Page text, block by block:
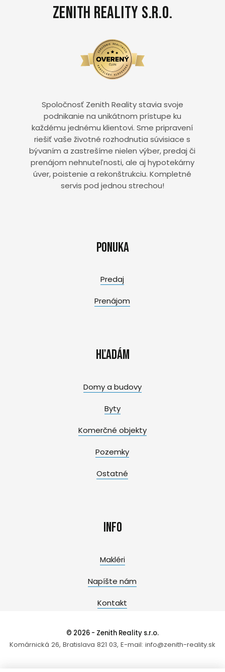
Zenith Reality s.r.o.
Spoločnosť Zenith Reality stavia svoje
podnikanie na unikátnom prístupe ku
každému jednému klientovi. Sme pripravení
riešiť vaše životné rozhodnutia súvisiace s
bývaním a zastrešíme nielen výber, predaj či
prenájom nehnuteľnosti, ale aj hypotekárny
úver, poistenie a rekonštrukciu. Kompletné
servis pod jednou strechou!
Ponuka
Predaj
Prenájom
Hľadám
Domy a budovy
Byty
Komerčné objekty
Pozemky
Ostatné
Info
Makléri
Napíšte nám
Kontakt
© 2026 - Zenith Reality s.r.o.
Komárnická 26, Bratislava 821 03, E-mail: info@zenith-reality.sk